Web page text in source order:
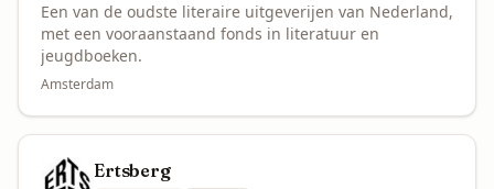
Een van de oudste literaire uitgeverijen van Nederland,
met een vooraanstaand fonds in literatuur en
jeugdboeken.
Amsterdam
Ertsberg